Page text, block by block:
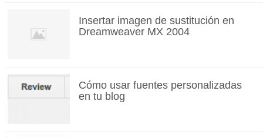
Insertar imagen de sustitución en
Dreamweaver MX 2004
Cómo usar fuentes personalizadas
en tu blog